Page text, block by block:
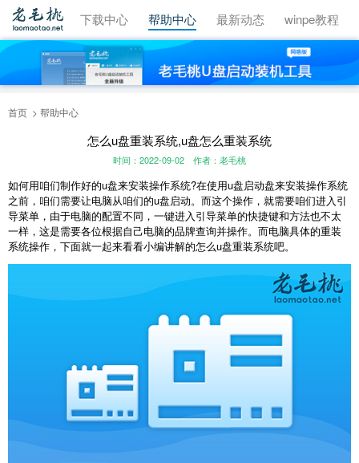
视频教程 下载中心 帮助中心 最新动态 winpe教程
首页 帮助中心
怎么u盘重装系统,u盘怎么重装系统
时间：2022-09-02 作者：老毛桃
如何用咱们制作好的u盘来安装操作系统?在使用u盘启动盘来安装操作系统
之前，咱们需要让电脑从咱们的u盘启动。而这个操作，就需要咱们进入引
导菜单，由于电脑的配置不同，一键进入引导菜单的快捷键和方法也不太
一样，这是需要各位根据自己电脑的品牌查询并操作。而电脑具体的重装
系统操作，下面就一起来看看小编讲解的怎么u盘重装系统吧。